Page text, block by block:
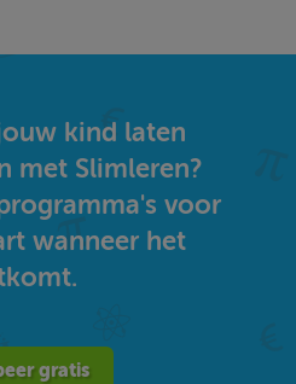
kind laten
met Slimleren?
voor
wanneer het
gratis